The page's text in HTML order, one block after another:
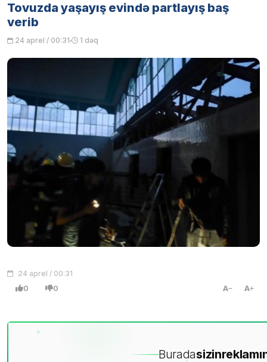
Tovuzda yaşayış evində partlayış baş
verib
24 aprel / 00:31 1 dəq
24 aprel / 00:31
0 0 A A
Buradasizin